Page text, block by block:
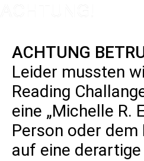
ACHTUNG
Leider mussten
Reading
eine „Michelle R.
Person oder
auf eine